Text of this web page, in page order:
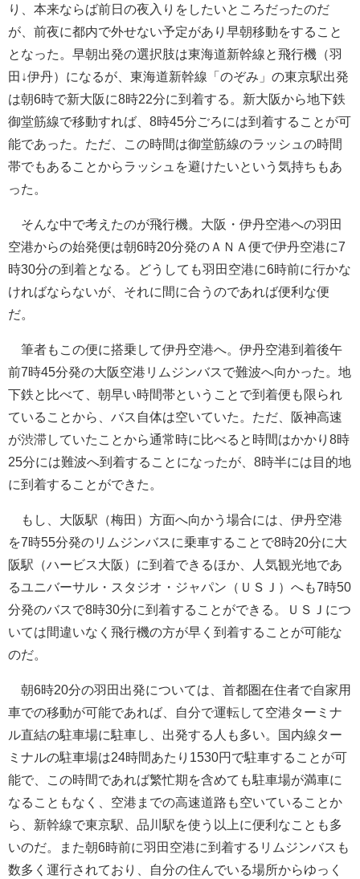
り、本来ならば前日の夜入りをしたいところだったのだ
が、前夜に都内で外せない予定があり早朝移動をすること
となった。早朝出発の選択肢は東海道新幹線と飛行機（羽
田↓伊丹）になるが、東海道新幹線「のぞみ」の東京駅出発
は朝6時で新大阪に8時22分に到着する。新大阪から地下鉄
御堂筋線で移動すれば、8時45分ごろには到着することが可
能であった。ただ、この時間は御堂筋線のラッシュの時間
帯でもあることからラッシュを避けたいという気持ちもあ
った。
そんな中で考えたのが飛行機。大阪・伊丹空港への羽田
空港からの始発便は朝6時20分発のＡＮＡ便で伊丹空港に7
時30分の到着となる。どうしても羽田空港に6時前に行かな
ければならないが、それに間に合うのであれば便利な便
だ。
筆者もこの便に搭乗して伊丹空港へ。伊丹空港到着後午
前7時45分発の大阪空港リムジンバスで難波へ向かった。地
下鉄と比べて、朝早い時間帯ということで到着便も限られ
ていることから、バス自体は空いていた。ただ、阪神高速
が渋滞していたことから通常時に比べると時間はかかり8時
25分には難波へ到着することになったが、8時半には目的地
に到着することができた。
もし、大阪駅（梅田）方面へ向かう場合には、伊丹空港
を7時55分発のリムジンバスに乗車することで8時20分に大
阪駅（ハービス大阪）に到着できるほか、人気観光地であ
るユニバーサル・スタジオ・ジャパン（ＵＳＪ）へも7時50
分発のバスで8時30分に到着することができる。ＵＳＪにつ
いては間違いなく飛行機の方が早く到着することが可能な
のだ。
朝6時20分の羽田出発については、首都圏在住者で自家用
車での移動が可能であれば、自分で運転して空港ターミナ
ル直結の駐車場に駐車し、出発する人も多い。国内線ター
ミナルの駐車場は24時間あたり1530円で駐車することが可
能で、この時間であれば繁忙期を含めても駐車場が満車に
なることもなく、空港までの高速道路も空いていることか
ら、新幹線で東京駅、品川駅を使う以上に便利なことも多
いのだ。また朝6時前に羽田空港に到着するリムジンバスも
数多く運行されており、自分の住んでいる場所からゆっく